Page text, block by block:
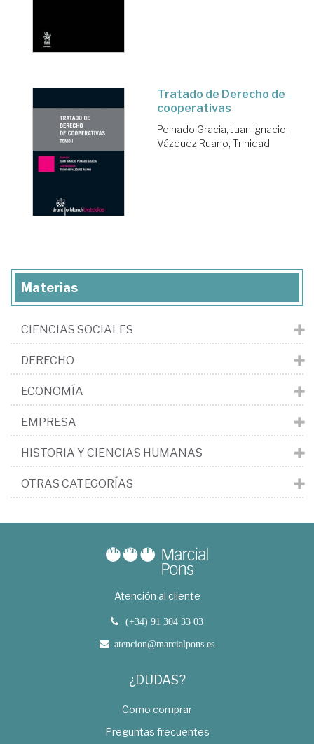
Tratado de Derecho de
cooperativas
Peinado Gracia, Juan Ignacio;
Vázquez Ruano, Trinidad
Materias
CIENCIAS SOCIALES
DERECHO
ECONOMÍA
EMPRESA
HISTORIA Y CIENCIAS HUMANAS
OTRAS CATEGORÍAS
Atención al cliente
(+34) 91 304 33 03
atencion@marcialpons.es
¿DUDAS?
Como comprar
Preguntas frecuentes